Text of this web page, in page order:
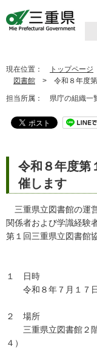
現在位置： トップページ
図書館 > 令和８年度
担当所属： 県庁の組織
令和８年度第
催します
三重県立図書館の運
関係者および学識経験
第１回三重県立図書館
１ 日時
令和８年７月１７
２ 場所
三重県立図書館２階
４）